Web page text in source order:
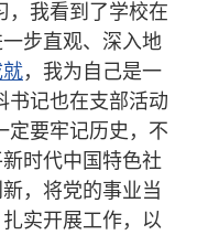
，我看到了学校在
步直观、深入地
，我为自己是一
书记也在支部活动
定要牢记历史，不
时代中国特色社
，将党的事业当
实开展工作，以